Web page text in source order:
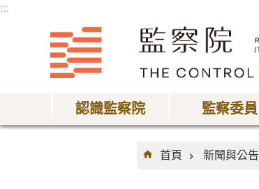
:::
認識監察院 監察委員
:::
首頁
新聞與公告